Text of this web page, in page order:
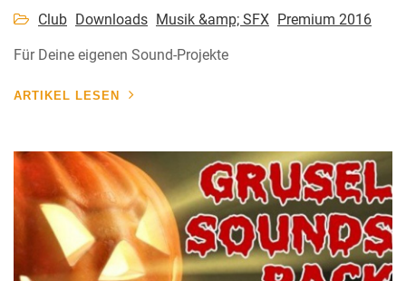
Club Downloads Musik &amp; SFX Premium 2016
Für Deine eigenen Sound-Projekte
ARTIKEL LESEN